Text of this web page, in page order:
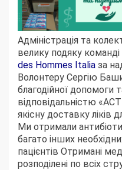
Адміністрація та
велику подяку команді
des Hommes Italia за
Волонтеру Сергію
благодійної
відповідальністю
якісну доставку ліків
Ми отримали
багато інших
пацієнтів Отримані
розподілені по всіх